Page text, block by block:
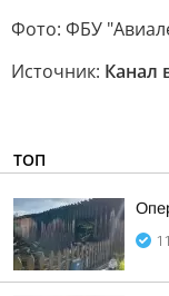
Фото: ФБУ
Источник: Канал
ТОП